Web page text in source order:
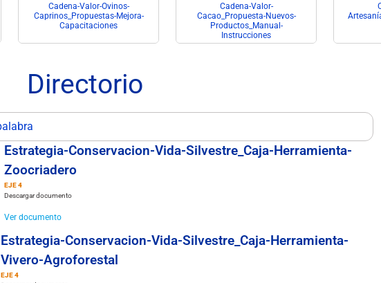
Cadena-Valor-Ovinos-
Caprinos_Propuestas-Mejora-
Capacitaciones
Cadena-Valor-
Cacao_Propuesta-Nuevos-
Productos_Manual-
Instrucciones
Directorio
Estrategia-Conservacion-Vida-Silvestre_Caja-Herramienta-
Zoocriadero
EJE 4
Descargar documento
Ver documento
Estrategia-Conservacion-Vida-Silvestre_Caja-Herramienta-
Vivero-Agroforestal
EJE 4